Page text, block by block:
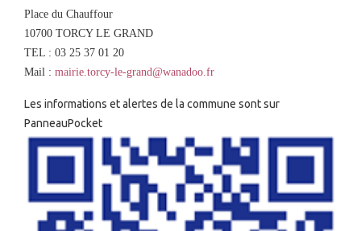
Place du Chauffour
10700 TORCY LE GRAND
TEL : 03 25 37 01 20
Mail :mairie.torcy-le-grand@wanadoo.fr
Les informations et alertes de la commune sont sur
PanneauPocket